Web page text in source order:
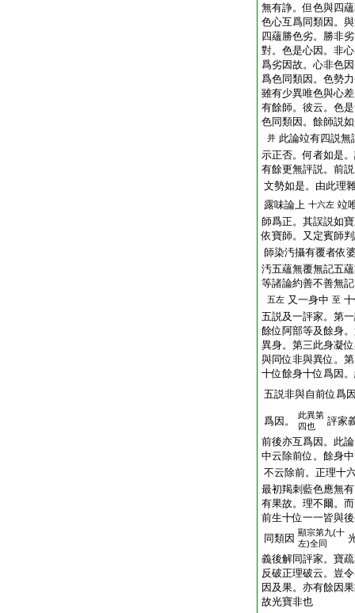
無有諍。但色與四
色心互爲同類因。
四蘊勝色劣。勝非
對。色是心因。非
爲劣因故。心非色
爲色同類因。色勢
雖有少異唯色與心
有餘師。彼云。色
色同類因。餘師説
并 此論竝有四説無
示正否。何者如是
有餘更無評説。前
文勢如是。由此理
露味論上 十六左 竝
師爲正。其誤説如
依寶師。又定賓師
師染汚攝有覆者依
汚五蘊無覆無記五
等諸論約善不善無
五左 又一身中 至
五説及一評家。第
餘位阿部等及餘身
異身。第三此身凝
與同位非與異位。
十位餘身十位爲因
五説非與自前位爲
爲因。
此異第
四也
評家
前後亦互爲因。此
中云除前位。餘身
不云除前。正理十
最初羯刺藍色應無
有果故。理不爾。
前生十位一一皆與
同類因 顯宗第九(十
左)全同
義後解同評家。寶
反破正理破云。豈
因及果。亦有餘因
故光寶非也